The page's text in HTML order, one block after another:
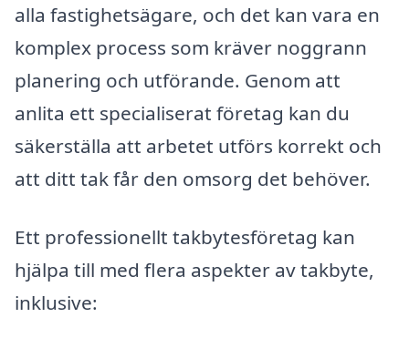
alla fastighetsägare, och det kan vara en
komplex process som kräver noggrann
planering och utförande. Genom att
anlita ett specialiserat företag kan du
säkerställa att arbetet utförs korrekt och
att ditt tak får den omsorg det behöver.
Ett professionellt takbytesföretag kan
hjälpa till med flera aspekter av takbyte,
inklusive: